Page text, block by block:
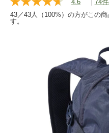
4.6
レ
ビ
む.
同
じ
ペ
ー
の
リ
ン
ク。
| 74
43／43人（100%）の方がこの
す。